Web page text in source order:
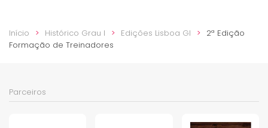
Início Histórico Grau I Edições Lisboa GI
2ª Edição
Formação de Treinadores
Parceiros